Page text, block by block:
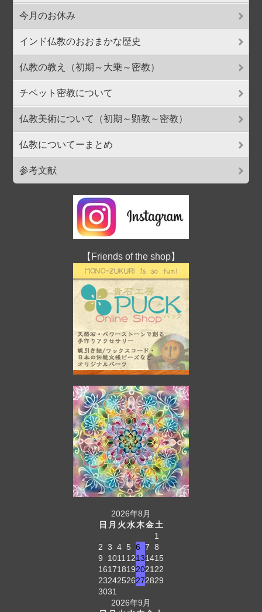
今月のお休み
インド仏教のおおまかな歴史
仏教の教え（初期～大乗～密教）
チベット密教について
仏教美術について（初期～顕教～密教）
仏教についてーまとめ
参考文献
【Friends of the shop】
2026年8月
日 月 火水木金土
1
2 3 4 5 6 7 8
9
1011 12131415
161718192021 22
23242526272829
3031
2026年9月